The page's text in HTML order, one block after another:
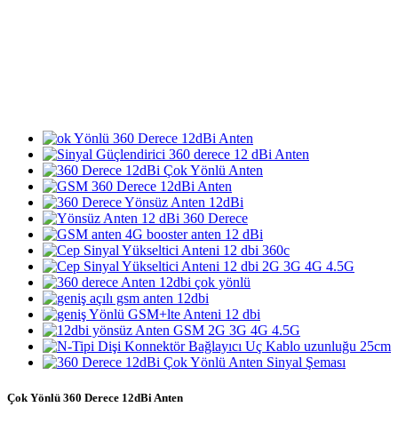
Çok Yönlü 360 Derece 12dBi Anten